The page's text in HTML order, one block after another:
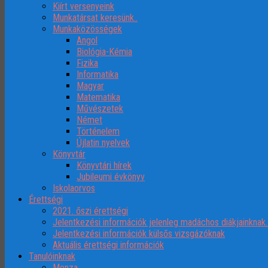
Kiírt versenyeink
Munkatársat keresünk..
Munkaközösségek
Angol
Biológia-Kémia
Fizika
Informatika
Magyar
Matematika
Művészetek
Német
Történelem
Újlatin nyelvek
Könyvtár
Könyvtári hírek
Jubileumi évkönyv
Iskolaorvos
Érettségi
2021. őszi érettségi
Jelentkezési információk jelenleg madáchos
Jelentkezési információk külsős vizsgázóknak
Aktuális érettségi információk
Tanulóinknak